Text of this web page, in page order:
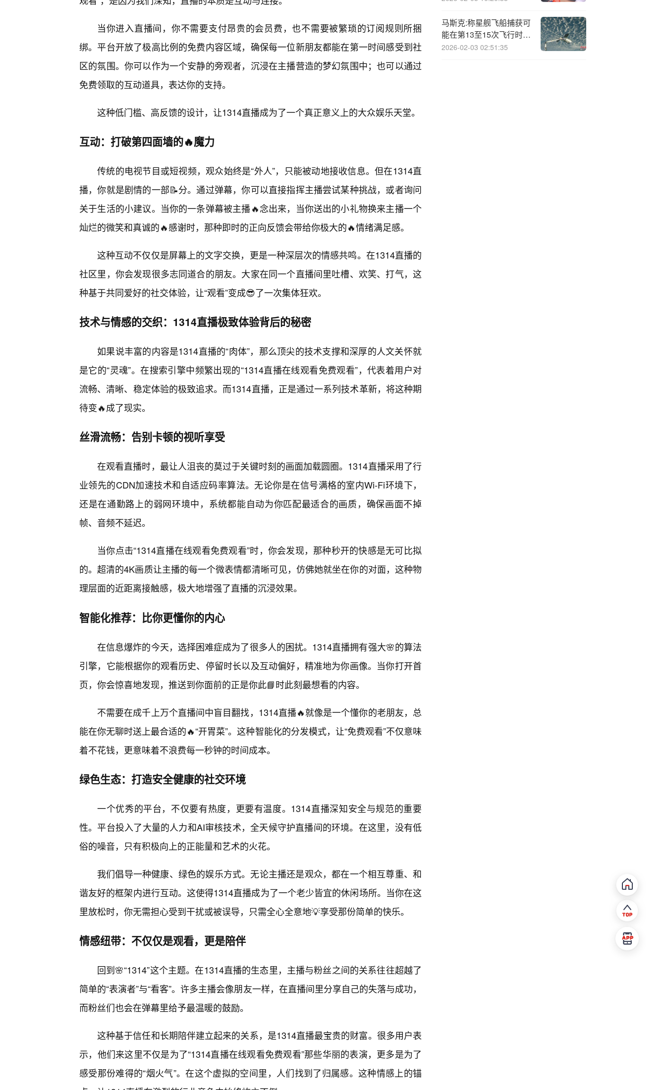
当你进入直播间，你不需要支付昂贵的会员费，也不需要被繁琐的订阅规则所捆
绑。平台开放了极高比例的免费内容区域，确保每一位新朋友都能在第一时间感受到社
区的氛围。你可以作为一个安静的旁观者，沉浸在主播营造的梦幻氛围中；也可以通过
免费领取的互动道具，表达你的支持。
这种低门槛、高反馈的设计，让1314直播成为了一个真正意义上的大众娱乐天堂。
互动：打破第四面墙的🔥魔力
传统的电视节目或短视频，观众始终是“外人”，只能被动地接收信息。但在1314直
播，你就是剧情的一部📝分。通过弹幕，你可以直接指挥主播尝试某种挑战，或者询问
关于生活的小建议。当你的一条弹幕被主播🔥念出来，当你送出的小礼物换来主播一个
灿烂的微笑和真诚的🔥感谢时，那种即时的正向反馈会带给你极大的🔥情绪满足感。
这种互动不仅仅是屏幕上的文字交换，更是一种深层次的情感共鸣。在1314直播的
社区里，你会发现很多志同道合的朋友。大家在同一个直播间里吐槽、欢笑、打气，这
种基于共同爱好的社交体验，让“观看”变成😎了一次集体狂欢。
技术与情感的交织：1314直播极致体验背后的秘密
如果说丰富的内容是1314直播的“肉体”，那么顶尖的技术支撑和深厚的人文关怀就
是它的“灵魂”。在搜索引擎中频繁出现的“1314直播在线观看免费观看”，代表着用户对
流畅、清晰、稳定体验的极致追求。而1314直播，正是通过一系列技术革新，将这种期
待变🔥成了现实。
丝滑流畅：告别卡顿的视听享受
在观看直播时，最让人沮丧的莫过于关键时刻的画面加载圆圈。1314直播采用了行
业领先的CDN加速技术和自适应码率算法。无论你是在信号满格的室内Wi-Fi环境下，
还是在通勤路上的弱网环境中，系统都能自动为你匹配最适合的画质，确保画面不掉
帧、音频不延迟。
当你点击“1314直播在线观看免费观看”时，你会发现，那种秒开的快感是无可比拟
的。超清的4K画质让主播的每一个微表情都清晰可见，仿佛她就坐在你的对面，这种物
理层面的近距离接触感，极大地增强了直播的沉浸效果。
智能化推荐：比你更懂你的内心
在信息爆炸的今天，选择困难症成为了很多人的困扰。1314直播拥有强大🌸的算法
引擎，它能根据你的观看历史、停留时长以及互动偏好，精准地为你画像。当你打开首
页，你会惊喜地发现，推送到你面前的正是你此📘时此刻最想看的内容。
不需要在成千上万个直播间中盲目翻找，1314直播🔥就像是一个懂你的老朋友，总
能在你无聊时送上最合适的🔥“开胃菜”。这种智能化的分发模式，让“免费观看”不仅意味
着不花钱，更意味着不浪费每一秒钟的时间成本。
绿色生态：打造安全健康的社交环境
一个优秀的平台，不仅要有热度，更要有温度。1314直播深知安全与规范的重要
性。平台投入了大量的人力和AI审核技术，全天候守护直播间的环境。在这里，没有低
俗的噪音，只有积极向上的正能量和艺术的火花。
我们倡导一种健康、绿色的娱乐方式。无论主播还是观众，都在一个相互尊重、和
谐友好的框架内进行互动。这使得1314直播成为了一个老少皆宜的休闲场所。当你在这
里放松时，你无需担心受到干扰或被误导，只需全心全意地💡享受那份简单的快乐。
情感纽带：不仅仅是观看，更是陪伴
回到🌸“1314”这个主题。在1314直播的生态里，主播与粉丝之间的关系往往超越了
简单的“表演者”与“看客”。许多主播会像朋友一样，在直播间里分享自己的失落与成功，
而粉丝们也会在弹幕里给予最温暖的鼓励。
这种基于信任和长期陪伴建立起来的关系，是1314直播最宝贵的财富。很多用户表
示，他们来这里不仅是为了“1314直播在线观看免费观看”那些华丽的表演，更多是为了
感受那份难得的“烟火气”。在这个虚拟的空间里，人们找到了归属感。这种情感上的锚
马斯克:称星舰飞船捕获可
能在第13至15次飞行时进
行
2026-02-03 02:51:35